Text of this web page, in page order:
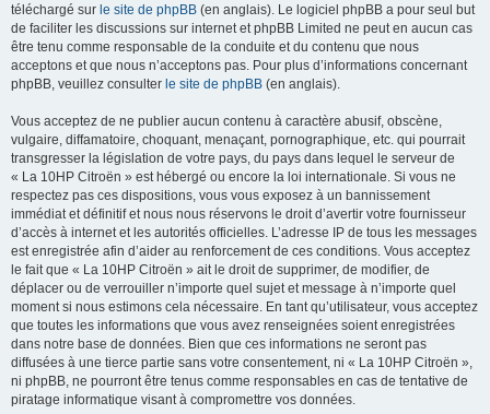
téléchargé sur le site de phpBB (en anglais). Le logiciel phpBB a pour seul but
de faciliter les discussions sur internet et phpBB Limited ne peut en aucun cas
être tenu comme responsable de la conduite et du contenu que nous
acceptons et que nous n’acceptons pas. Pour plus d’informations concernant
phpBB, veuillez consulter le site de phpBB (en anglais).
Vous acceptez de ne publier aucun contenu à caractère abusif, obscène,
vulgaire, diffamatoire, choquant, menaçant, pornographique, etc. qui pourrait
transgresser la législation de votre pays, du pays dans lequel le serveur de
« La 10HP Citroën » est hébergé ou encore la loi internationale. Si vous ne
respectez pas ces dispositions, vous vous exposez à un bannissement
immédiat et définitif et nous nous réservons le droit d’avertir votre fournisseur
d’accès à internet et les autorités officielles. L’adresse IP de tous les messages
est enregistrée afin d’aider au renforcement de ces conditions. Vous acceptez
le fait que « La 10HP Citroën » ait le droit de supprimer, de modifier, de
déplacer ou de verrouiller n’importe quel sujet et message à n’importe quel
moment si nous estimons cela nécessaire. En tant qu’utilisateur, vous acceptez
que toutes les informations que vous avez renseignées soient enregistrées
dans notre base de données. Bien que ces informations ne seront pas
diffusées à une tierce partie sans votre consentement, ni « La 10HP Citroën »,
ni phpBB, ne pourront être tenus comme responsables en cas de tentative de
piratage informatique visant à compromettre vos données.